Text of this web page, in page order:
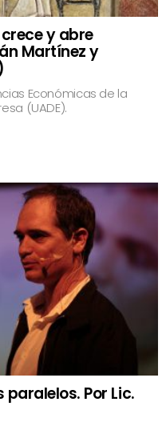
y abre
Martínez y
Económicas de la
(UADE).
Por Lic.